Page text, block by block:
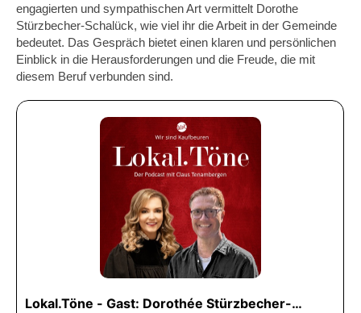
engagierten und sympathischen Art vermittelt Dorothe
Stürzbecher-Schalück, wie viel ihr die Arbeit in der Gemeinde
bedeutet. Das Gespräch bietet einen klaren und persönlichen
Einblick in die Herausforderungen und die Freude, die mit
diesem Beruf verbunden sind.